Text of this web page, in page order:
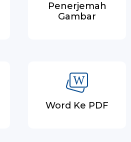
Penerjemah
Gambar
Word Ke PDF